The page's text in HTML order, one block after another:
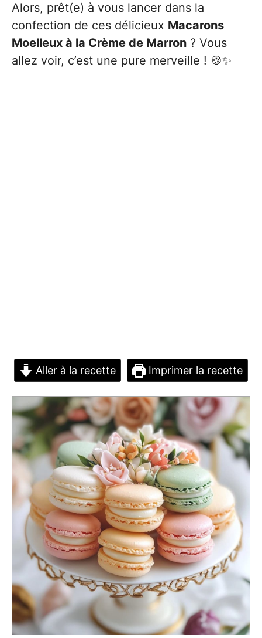
Alors, prêt(e) à vous lancer dans la
confection de ces délicieux Macarons
Moelleux à la Crème de Marron ? Vous
allez voir, c’est une pure merveille ! 🍪✨
Aller à la recette Imprimer la recette